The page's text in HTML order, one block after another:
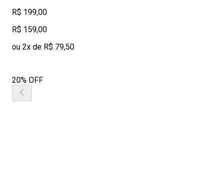
R$ 199,00
R$ 159,00
ou 2x de R$ 79,50
20% OFF